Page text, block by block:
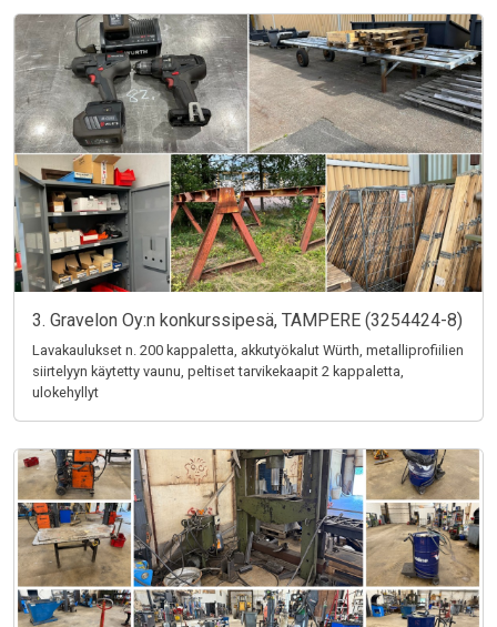
3. Gravelon Oy:n konkurssipesä, TAMPERE (3254424-8)
Lavakaulukset n. 200 kappaletta, akkutyökalut Würth, metalliprofiilien
siirtelyyn käytetty vaunu, peltiset tarvikekaapit 2 kappaletta,
ulokehyllyt